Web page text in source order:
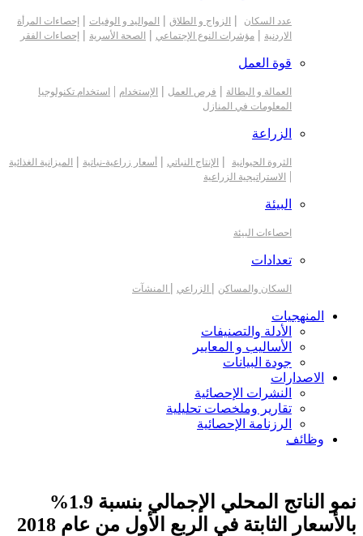
عدد السكان | الزواج و الطلاق | المواليد و الوفيات | إحصاءات المرأة
الاردنية | مؤشرات النوع الإجتماعي | الصحة الأسرية | إحصاءات الفقر
قوة العمل
العمالة و البطالة | فرص العمل | الإستخدام |
استخدام تكنولوجيا
المعلومات في المنازل
الزراعة
الثروة الحيوانية | الإنتاج النباتي | أسعار زراعية-نباتية | الميزانية الغذائية
| الاستراتيجية الزراعية
البيئة
احصاءات البيئة
تعدادات
السكان والمساكن | الزراعي | المنشآت
المنهجيات
الأدلة والتصنيفات
الأساليب و المعايير
جودة البيانات
الاصدارات
النشرات الإحصائية
تقارير وملخصات تحليلية
الرزنامة الإحصائية
وظائف
نمو الناتج المحلي الإجمالي بنسبة 1.9%
بالأسعار الثابتة في الربع الأول من عام 2018